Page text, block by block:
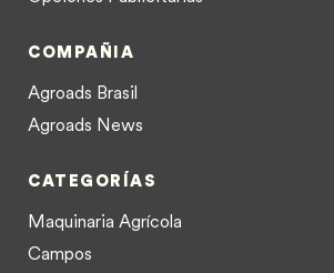
COMPAÑIA
Agroads Brasil
Agroads News
CATEGORÍAS
Maquinaria Agrícola
Campos